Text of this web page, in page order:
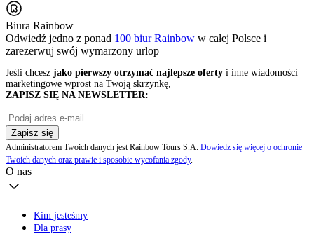
Biura Rainbow
Odwiedź jedno z ponad 100 biur Rainbow w całej Polsce i
zarezerwuj swój wymarzony urlop
Jeśli chcesz jako pierwszy otrzymać najlepsze oferty i inne wiadomości
marketingowe wprost na Twoją skrzynkę,
ZAPISZ SIĘ NA NEWSLETTER:
Zapisz się
Administratorem Twoich danych jest Rainbow Tours S.A. Dowiedz się więcej o ochronie
Twoich danych oraz prawie i sposobie wycofania zgody.
O nas
Kim jesteśmy
Dla prasy